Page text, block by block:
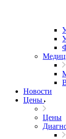
Новости
Цены
Цены